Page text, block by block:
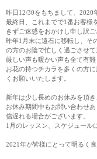
昨日12/30をもちまして、2020
最終日、これまでで1番お客様
きずご迷惑をおかけし申し訳ご
昨年1月末に遠石に移転し、そ
の方のお陰で忙しく過ごさせ
厳しい声も暖かい声も全て有
お花の持つチカラを多くの方
くお願いいたします。
新年は少し長めのお休みを頂
お休み期間中もお問い合わせ
信遅れる場合がございます。
1月のレッスン、スケジュール
2021年が皆様にとって明るく